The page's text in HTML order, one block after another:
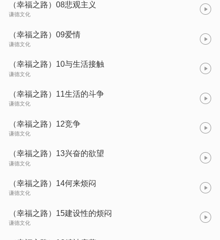
（幸福之路）08悲观主义
谦德文化
（幸福之路）09爱情
谦德文化
（幸福之路）10与生活接触
谦德文化
（幸福之路）11生活的斗争
谦德文化
（幸福之路）12竞争
谦德文化
（幸福之路）13兴奋的欲望
谦德文化
（幸福之路）14何来烦闷
谦德文化
（幸福之路）15建设性的烦闷
谦德文化